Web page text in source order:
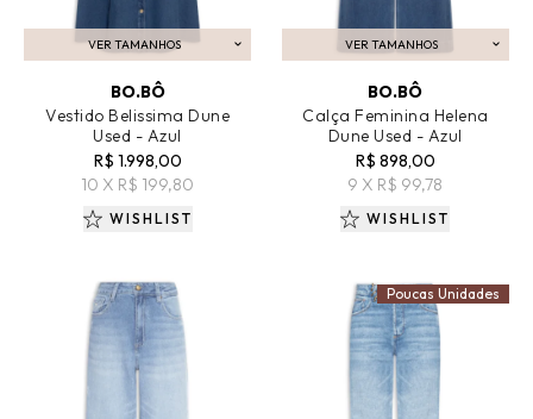
VER TAMANHOS
ADICIONAR AO CARRINHO
BO.BÔ
Vestido Belissima Dune
Used - Azul
R$ 1.998,00
10 X R$ 199,80
WISHLIST
VER TAMANHOS
ADICIONAR AO CARRINHO
BO.BÔ
Calça Feminina Helena
Dune Used - Azul
R$ 898,00
9 X R$ 99,78
WISHLIST
Poucas Unidades